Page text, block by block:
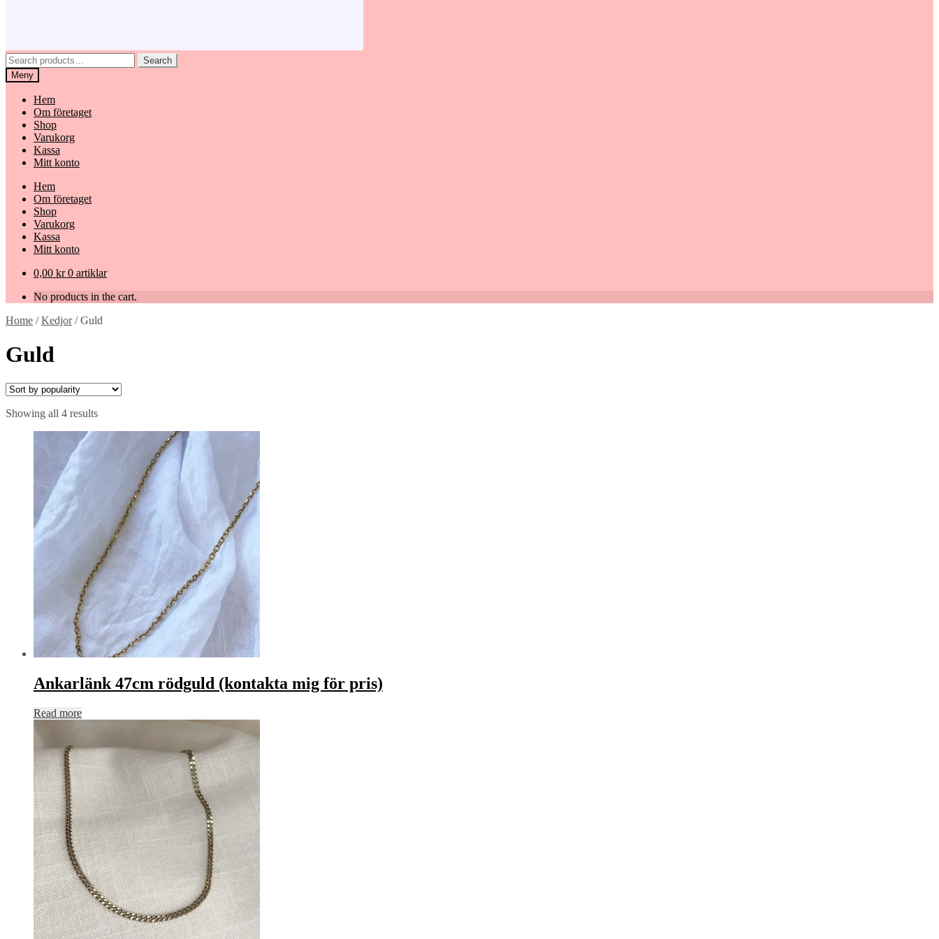
Search
for:
Search
Meny
Hem
Om företaget
Shop
Varukorg
Kassa
Mitt konto
Hem
Om företaget
Shop
Varukorg
Kassa
Mitt konto
0,00 kr 0 artiklar
No products in the cart.
Home /Kedjor/Guld
Guld
Showing all 4 results
Ankarlänk 47cm rödguld (kontakta mig för pris)
Read more